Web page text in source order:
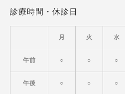
診療時間・休診日
月 火 水
午前 ○ ○ ○
午後 ○ ○ ○